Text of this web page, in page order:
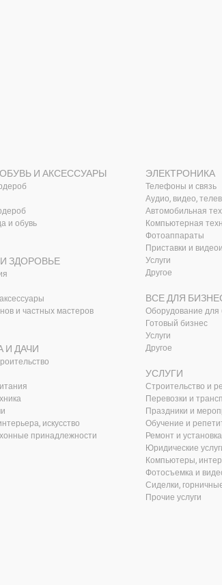
И АКСЕССУАРЫ
и обувь
ЗДОРОВЬЕ
и частных мастеров
И ДАЧИ
искусство
принадлежности
ЭЛЕКТРОНИКА
Телефоны и связь
Аудио, видео,
Автомобильная
Компьютерная
Фотоаппараты
Приставки и
Услуги
Другое
ВСЕ ДЛЯ
Оборудование для
Готовый бизнес
Услуги
Другое
УСЛУГИ
Строительство и
Перевозки и
Праздники и
Обучение и
Ремонт и
Юридические
Компьютеры,
Фотосъемка и
Сиделки,
Прочие услуги